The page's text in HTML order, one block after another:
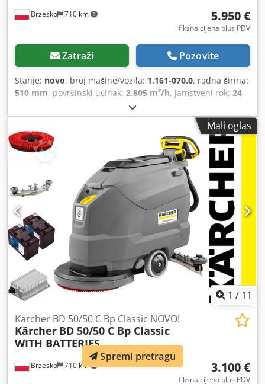
Brzesko 710 km 5.950 €
fiksna cijena plus PDV
Zatraži Pozovite
Stanje: novo, broj mašine/vozila: 1.161-070.0, radna širina:
510 mm, površinski učinak: 2.805 m²/h, jamstveni rok: 24
, kapacitet spremnika za vodu:
dB, kapacitet baterije:105 Ah,
Mali oglas
1 / 11
Brzesko 710 km
Kärcher BD 50/50 C Bp Classic NOVO!
Kärcher BD 50/50 C Bp Classic
WITH BATTERIES
3.100 €
fiksna cijena plus PDV
Spremi pretragu